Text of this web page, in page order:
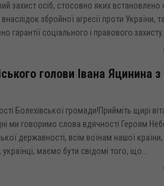
захист осіб, стосовно яких
збройної агресії проти України, та
гарантії соціального і правового захисту...
голови Івана Яцинина
Болехівської громади!Прийміть щирі
ми говоримо слова вдячності Героям
державності, всім воїнам нашої
маємо бути свідомі того, що...